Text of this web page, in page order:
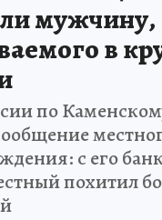
мужчину,
в
по
с его
похитил